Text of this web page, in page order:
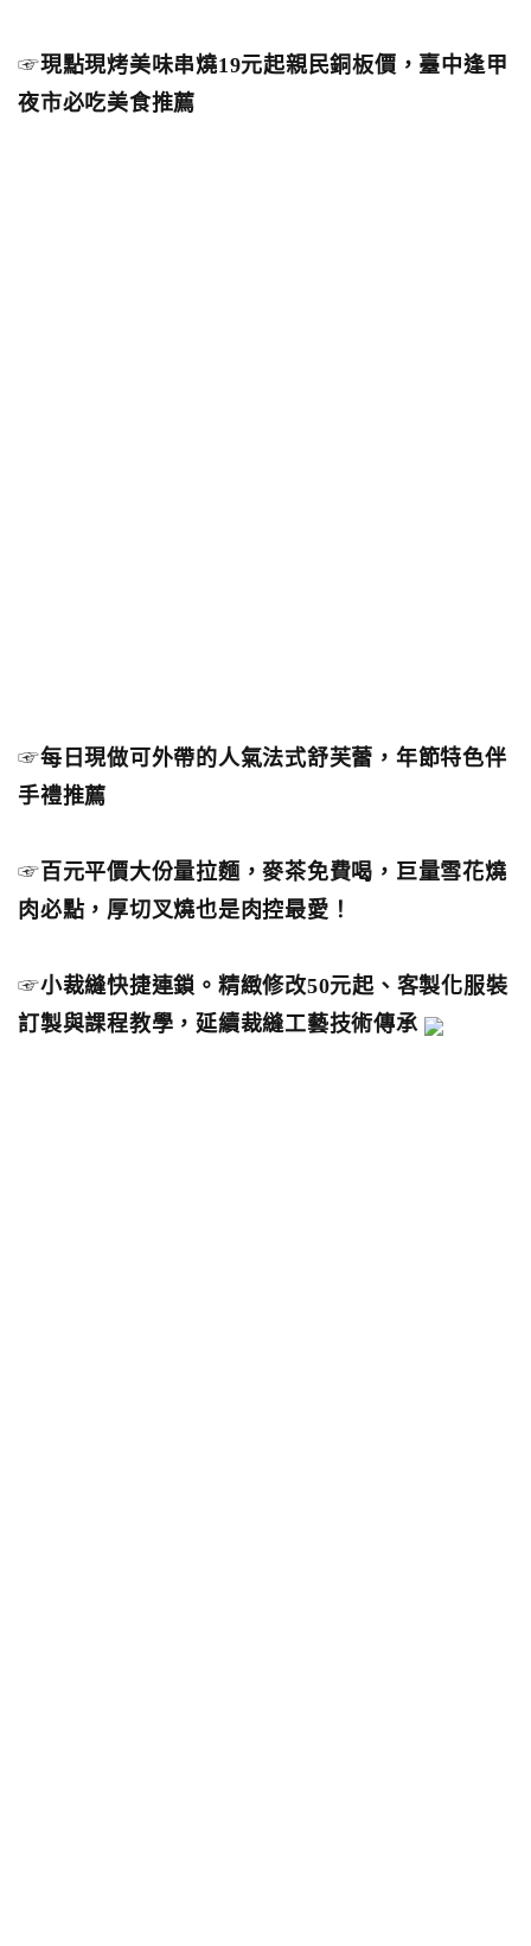
☞現點現烤美味串燒19元起親民銅板價，臺中逢甲
夜市必吃美食推薦
☞每日現做可外帶的人氣法式舒芙蕾，年節特色伴
手禮推薦
☞ 百元平價大份量拉麵，麥茶免費喝，巨量雪花燒
肉必點，厚切叉燒也是肉控最愛！
☞小裁縫快捷連鎖。精緻修改50元起、客製化服裝
訂製與課程教學，延續裁縫工藝技術傳承